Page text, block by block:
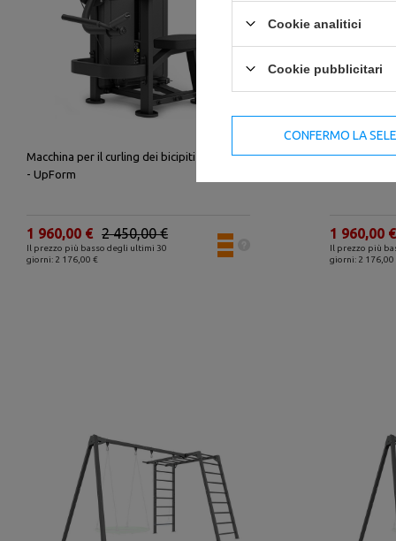
Macchina per il curling dei bicipiti US-U007
- UpForm
Il prezzo più basso degli ultimi 30
giorni: 2 176,00 €
2 450,00 €
1 960,00 €
Macchina
Il prezzo più
giorni: 2 176,00
1 960,00 €
Cookie analitici
Cookie pubblicitari
CONFERMO LA